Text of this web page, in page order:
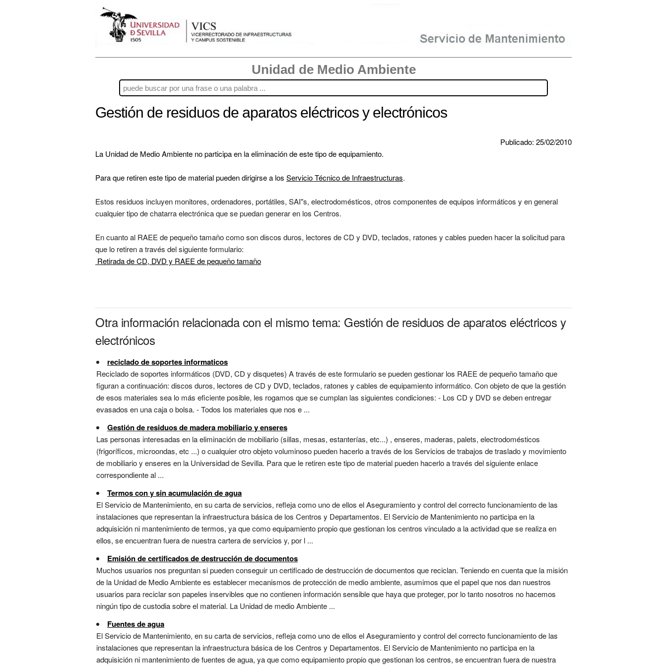
Unidad de Medio Ambiente
Gestión de residuos de aparatos eléctricos y electrónicos
Publicado: 25/02/2010
La Unidad de Medio Ambiente no participa en la eliminación de este tipo de equipamiento.
Para que retiren este tipo de material pueden dirigirse a los Servicio Técnico de Infraestructuras.
Estos residuos incluyen monitores, ordenadores, portátiles, SAI"s, electrodomésticos, otros componentes de equipos informáticos y en general
cualquier tipo de chatarra electrónica que se puedan generar en los Centros.
En cuanto al RAEE de pequeño tamaño como son discos duros, lectores de CD y DVD, teclados, ratones y cables pueden hacer la solicitud para
Retirada de CD, DVD y RAEE de pequeño tamaño
Otra información relacionada con el mismo tema: Gestión de residuos de aparatos eléctricos y
electrónicos
reciclado de soportes informaticos
Reciclado de soportes informáticos (DVD, CD y disquetes) A través de este formulario se pueden gestionar los RAEE de pequeño tamaño que
figuran a continuación: discos duros, lectores de CD y DVD, teclados, ratones y cables de equipamiento informático. Con objeto de que la gestión
de esos materiales sea lo más eficiente posible, les rogamos que se cumplan las siguientes condiciones: - Los CD y DVD se deben entregar
evasados en una caja o bolsa. - Todos los materiales que nos e ...
Gestión de residuos de madera mobiliario y enseres
Las personas interesadas en la eliminación de mobiliario (sillas, mesas, estanterías, etc...) , enseres, maderas, palets, electrodomésticos
(frigoríficos, microondas, etc ...) o cualquier otro objeto voluminoso pueden hacerlo a través de los Servicios de trabajos de traslado y movimiento
de mobiliario y enseres en la Universidad de Sevilla. Para que le retiren este tipo de material pueden hacerlo a través del siguiente enlace
correspondiente al ...
Termos con y sin acumulación de agua
El Servicio de Mantenimiento, en su carta de servicios, refleja como uno de ellos el Aseguramiento y control del correcto funcionamiento de las
instalaciones que representan la infraestructura básica de los Centros y Departamentos. El Servicio de Mantenimiento no participa en la
adquisición ni mantenimiento de termos, ya que como equipamiento propio que gestionan los centros vinculado a la actividad que se realiza en
ellos, se encuentran fuera de nuestra cartera de servicios y, por l ...
Emisión de certificados de destrucción de documentos
Muchos usuarios nos preguntan si pueden conseguir un certificado de destrucción de documentos que reciclan. Teniendo en cuenta que la misión
de la Unidad de Medio Ambiente es establecer mecanismos de protección de medio ambiente, asumimos que el papel que nos dan nuestros
usuarios para reciclar son papeles inservibles que no contienen información sensible que haya que proteger, por lo tanto nosotros no hacemos
ningún tipo de custodia sobre el material. La Unidad de medio Ambiente ...
Fuentes de agua
El Servicio de Mantenimiento, en su carta de servicios, refleja como uno de ellos el Aseguramiento y control del correcto funcionamiento de las
instalaciones que representan la infraestructura básica de los Centros y Departamentos. El Servicio de Mantenimiento no participa en la
adquisición ni mantenimiento de fuentes de agua, ya que como equipamiento propio que gestionan los centros, se encuentran fuera de nuestra